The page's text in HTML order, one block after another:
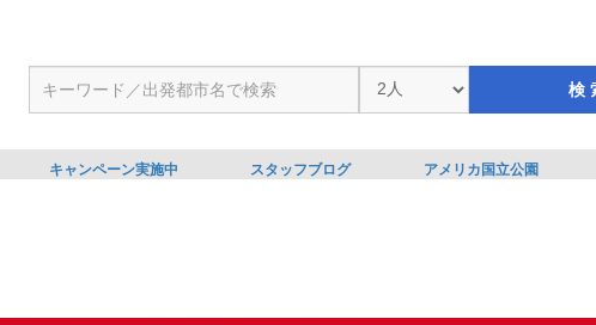
キャンペーン実施中 スタッフブログ アメリカ国立公園